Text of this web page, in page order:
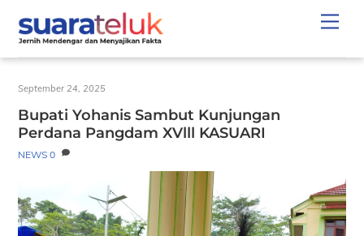
content
September 24, 2025
Bupati Yohanis Sambut Kunjungan
Perdana Pangdam XVlll KASUARI
NEWS 0